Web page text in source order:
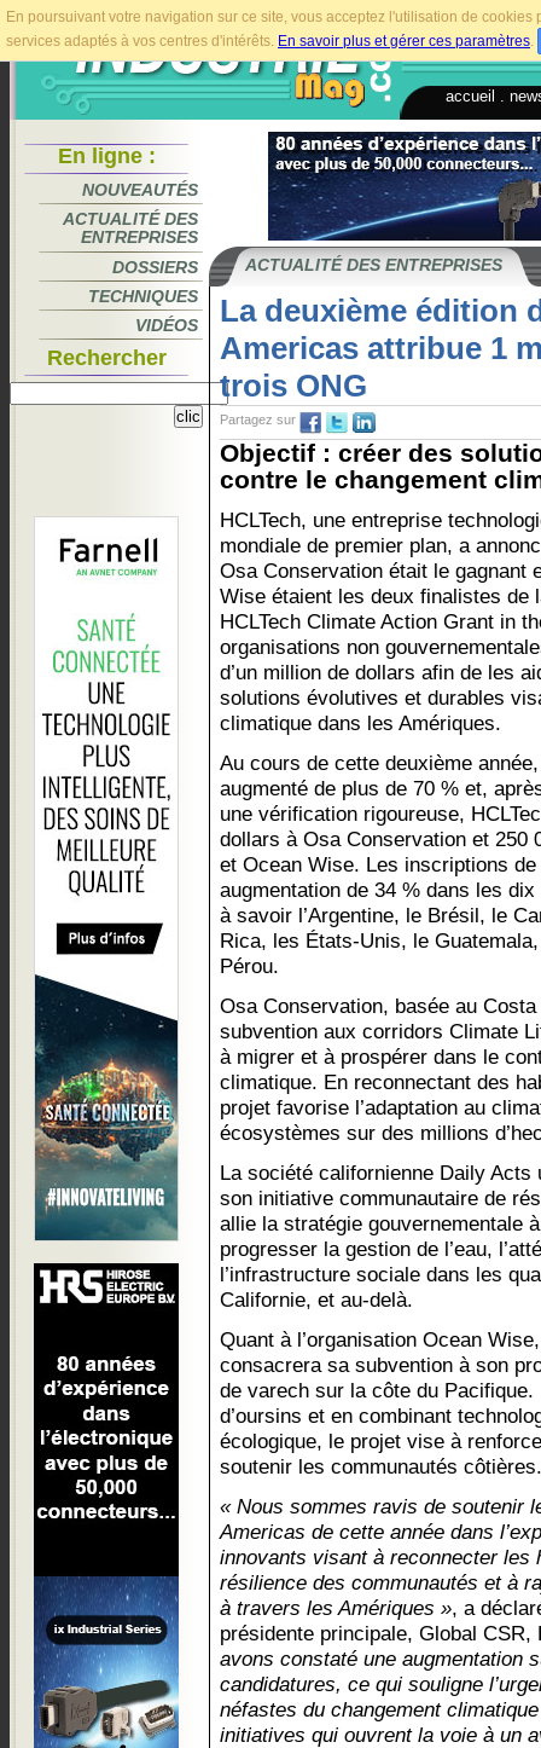
En poursuivant votre navigation sur ce site, vous acceptez l'utilisation de
services adaptés à vos centres d'intérêts. En savoir plus et gérer ces paramètres.
accueil
En ligne :
NOUVEAUTÉS
ACTUALITÉ DES
ENTREPRISES
DOSSIERS
TECHNIQUES
VIDÉOS
Rechercher
ACTUALITÉ DES ENTREPRISES
La deuxième édition
Americas attribue 1
trois ONG
Partagez sur
Objectif : créer des
contre le changement
HCLTech, une entreprise
mondiale de premier plan, a
Osa Conservation était le gagnant
Wise étaient les deux finalistes de
HCLTech Climate Action Grant in
organisations non
d’un million de dollars afin de les
solutions évolutives et durables
climatique dans les Amériques.
Au cours de cette deuxième
augmenté de plus de 70 % et,
une vérification rigoureuse,
dollars à Osa Conservation et 250
et Ocean Wise. Les inscriptions
augmentation de 34 % dans les
à savoir l’Argentine, le Brésil, le
Rica, les États-Unis, le
Pérou.
Osa Conservation, basée au
subvention aux corridors Climate
à migrer et à prospérer dans le
climatique. En reconnectant des
projet favorise l’adaptation au
écosystèmes sur des millions
La société californienne Daily
son initiative communautaire de
allie la stratégie gouvernementale
progresser la gestion de l’eau,
l’infrastructure sociale dans les
Californie, et au-delà.
Quant à l’organisation Ocean
consacrera sa subvention à son
de varech sur la côte du
d’oursins et en combinant
écologique, le projet vise à
soutenir les communautés côtières.
« Nous sommes ravis de soutenir
Americas de cette année dans
innovants visant à reconnecter les
résilience des communautés et à
à travers les Amériques », a
présidente principale, Global CSR,
avons constaté une augmentation
candidatures, ce qui souligne
néfastes du changement
initiatives qui ouvrent la voie à un